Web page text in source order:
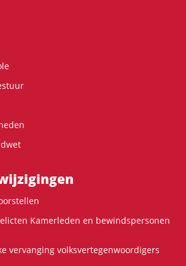
Kamerleden en bewindspersonen
vervanging volksvertegenwoordigers